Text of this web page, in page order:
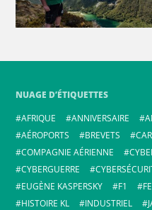
NUAGE D’ÉTIQUETTES
AFRIQUE
ANNIVERSAIRE
AÉROPORTS
BREVETS
COMPAGNIE AÉRIENNE
CYBERGUERRE
EUGÈNE KASPERSKY
F1
HISTOIRE KL
INDUSTRIEL